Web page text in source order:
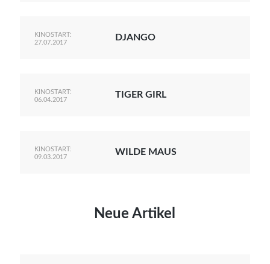
KINOSTART:
27.07.2017
DJANGO
KINOSTART:
06.04.2017
TIGER GIRL
KINOSTART:
09.03.2017
WILDE MAUS
Neue Artikel